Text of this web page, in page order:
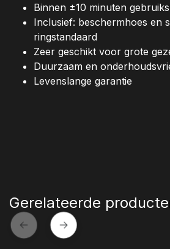
Binnen ±10 minuten
Inclusief: beschermhoes en
ringstandaard
Zeer geschikt voor grote
Duurzaam en
Levenslange garantie
Gerelateerde